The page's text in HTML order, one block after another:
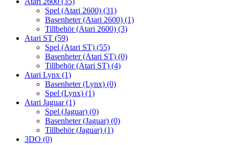
Spel (Atari 2600) (31)
Basenheter (Atari 2600) (1)
Tillbehör (Atari 2600) (3)
Atari ST (59)
Spel (Atari ST) (55)
Basenheter (Atari ST) (0)
Tillbehör (Atari ST) (4)
Atari Lynx (1)
Basenheter (Lynx) (0)
Spel (Lynx) (1)
Atari Jaguar(1)
Spel (Jaguar) (0)
Basenheter (Jaguar) (0)
Tillbehör (Jaguar) (1)
3DO (0)